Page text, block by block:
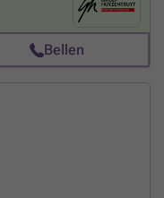
naam kregen, verwijzend
Residentie Roterie,
zorgt ervoor dat
wensen. Dit gaat van een
compact 1-
met private tuin. Alle
een E-peil 20
voorheffing en
Bellen